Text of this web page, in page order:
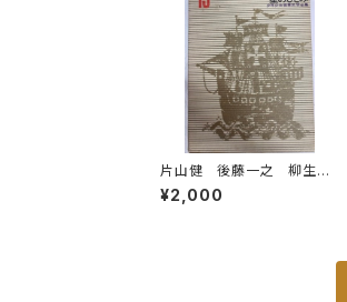
片山健 後藤一之 柳生弦
一郎 少年少女世界文学全
集15 絵のない絵本 星の
¥2,000